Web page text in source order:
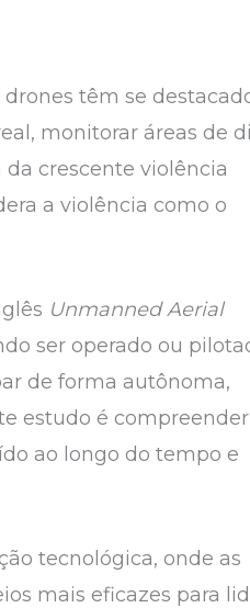
têm se
monitorar áreas de
crescente violência
a violência como o
Unmanned Aerial
ser operado ou
de forma autônoma,
estudo é compreender
ao longo do tempo e
tecnológica, onde as
mais eficazes para